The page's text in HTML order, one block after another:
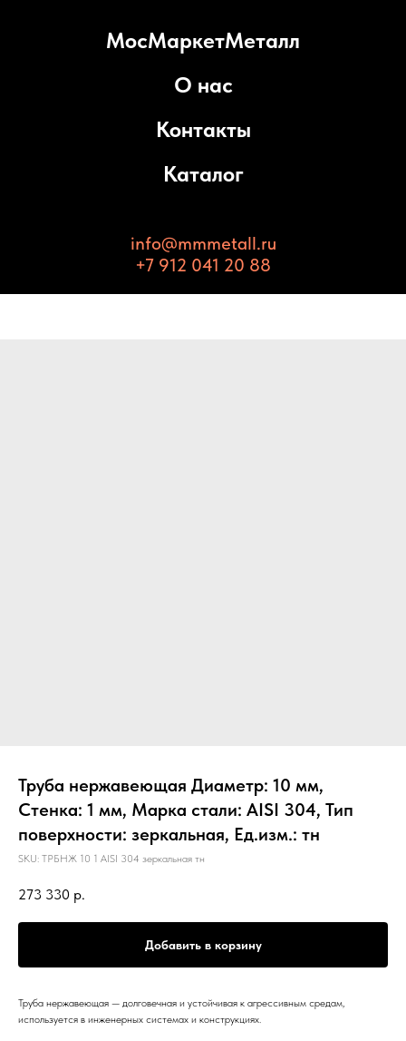
МосМаркетМеталл
О нас
Контакты
Каталог
info@mmmetall.ru
+7 912 041 20 88
Труба нержавеющая Диаметр: 10 мм,
Стенка: 1 мм, Марка стали: AISI 304, Тип
поверхности: зеркальная, Ед.изм.: тн
SKU: ТРБНЖ 10 1 AISI 304 зеркальная тн
273 330 р.
Добавить в корзину
Труба нержавеющая — долговечная и устойчивая к агрессивным средам,
используется в инженерных системах и конструкциях.